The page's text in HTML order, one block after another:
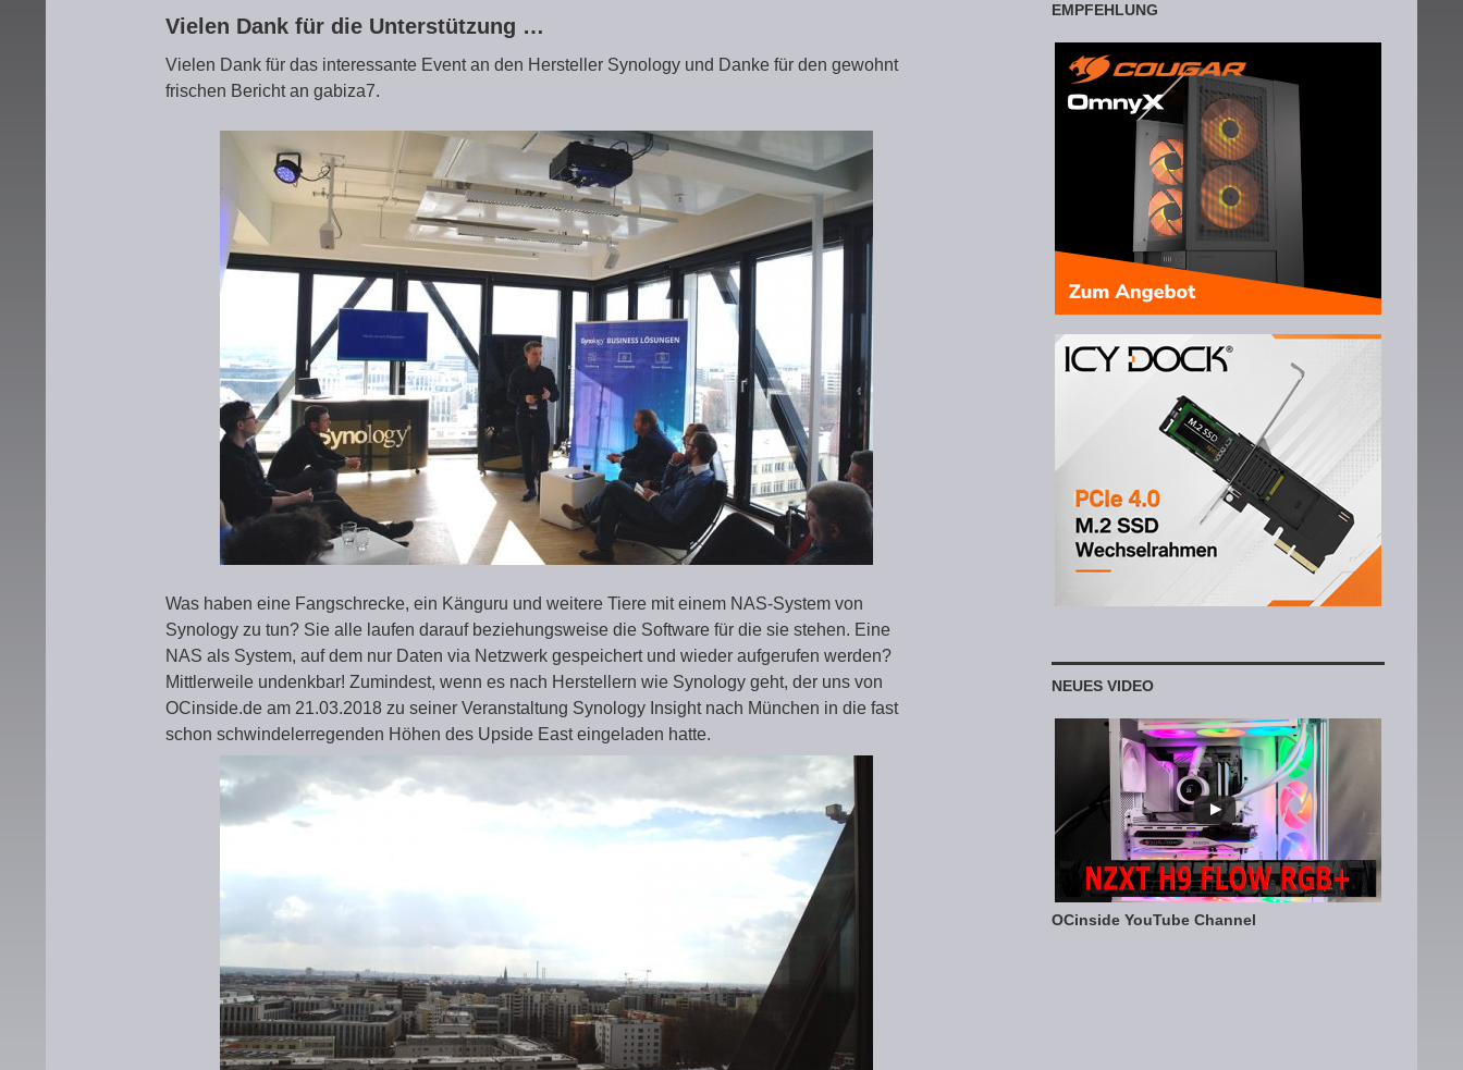
Vielen Dank für die Unterstützung …
Vielen Dank für das interessante Event an den Hersteller Synology und Danke für den gewohnt
frischen Bericht an gabiza7.
Was haben eine Fangschrecke, ein Känguru und weitere Tiere mit einem NAS-System von
Synology zu tun? Sie alle laufen darauf beziehungsweise die Software für die sie stehen. Eine
NAS als System, auf dem nur Daten via Netzwerk gespeichert und wieder aufgerufen werden?
Mittlerweile undenkbar! Zumindest, wenn es nach Herstellern wie Synology geht, der uns von
OCinside.de am 21.03.2018 zu seiner Veranstaltung Synology Insight nach München in die fast
schon schwindelerregenden Höhen des Upside East eingeladen hatte.
EMPFEHLUNG
NEUES VIDEO
OCinside YouTube Channel